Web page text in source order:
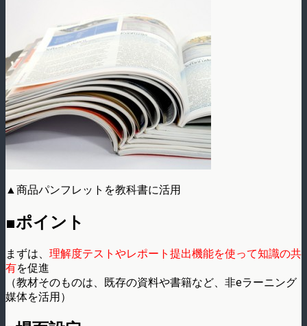
▲商品パンフレットを教科書に活用
■ポイント
まずは、 理解度テストやレポート提出機能を使って知識の共
有を促進
（教材そのものは、既存の資料や書籍など、非eラーニング
媒体を活用）